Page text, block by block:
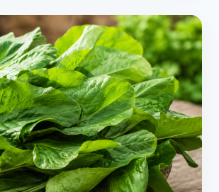
MLADIM
LUKOM:
ZABORAVLJENI
UKUS
JUNA
KOJI
OSVAJA
NA
PRVI
ZALOGAJ